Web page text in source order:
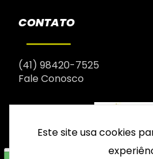
CONTATO
(41) 98420-7525
Fale Conosco
Este site usa cookies